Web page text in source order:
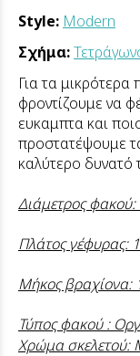
Style: Modern
Σχήμα:
Για τα
φροντίζουμε να
ευκαμπτα και
προστατέψουμε
καλύτερο δυνατό
Διάμετρος φακού:
Πλάτος γέφυρας:
Μήκος βραχίονα:
Τύπος φακού :
Χρώμα σκελετού: